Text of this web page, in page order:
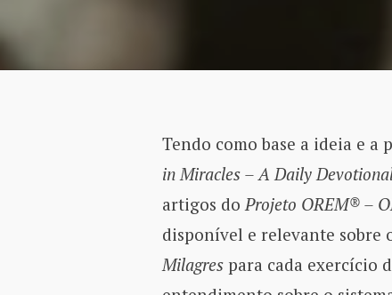
Tendo como base a ideia e a
in Miracles – A Daily
artigos do Projeto OREM® –
disponível e relevante sobre
Milagrespara cada exercício